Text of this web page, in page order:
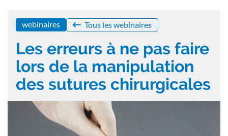
webinaires Tous les webinaires
Les erreurs à ne pas faire
lors de la manipulation
des sutures chirurgicales